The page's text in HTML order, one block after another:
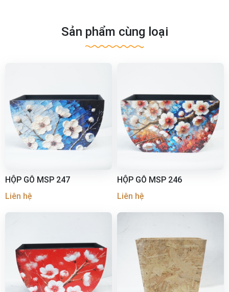
Sản phẩm cùng loại
HỘP GỖ MSP 247
Liên hệ
HỘP GỖ MSP 246
Liên hệ